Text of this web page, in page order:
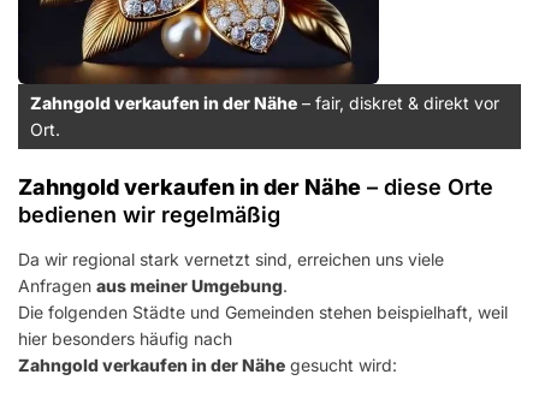
Zahngold verkaufen in der Nähe – fair, diskret & direkt vor
Ort.
Zahngold verkaufen in der Nähe – diese Orte
bedienen wir regelmäßig
Da wir regional stark vernetzt sind, erreichen uns viele
Anfragen aus meiner Umgebung.
Die folgenden Städte und Gemeinden stehen beispielhaft, weil
hier besonders häufig nach
Zahngold verkaufen in der Nähe gesucht wird: